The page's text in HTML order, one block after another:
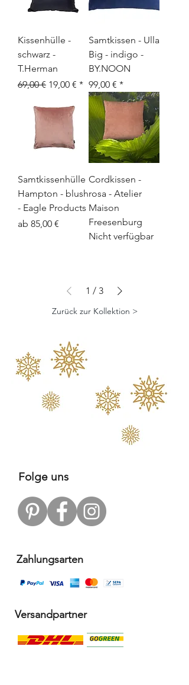
Kissenhülle -
schwarz -
T.Herman
Standardpreis
69,00 € Sale-Preis
19,00 €
Samtkissen - Ulla
Big - indigo -
BY.NOON
Preis
99,00 €
Samtkissenhülle
Hampton - blush
- Eagle Products
ab 85,00 €
Sale-Preis
Cordkissen -
rosa - Atelier
Maison
Freesenburg
Nicht verfügbar
1 / 3
Zurück zur Kollektion >
Folge uns
Zahlungsarten
Versandpartner